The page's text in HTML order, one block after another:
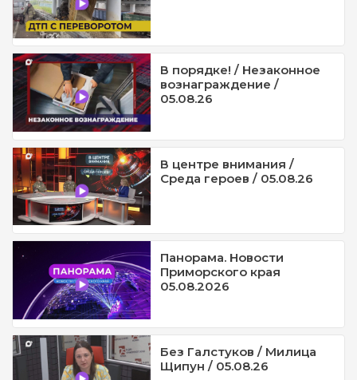
В порядке! / Незаконное
вознаграждение /
05.08.26
В центре внимания /
Среда героев / 05.08.26
Панорама. Новости
Приморского края
05.08.2026
Без Галстуков / Милица
Щипун / 05.08.26